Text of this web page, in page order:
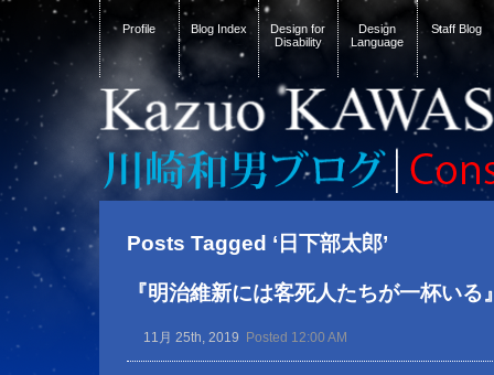
Profile Blog Index
Design for
Disability
Design
Language
Staff Blog
Posts Tagged ‘日下部太郎’
『明治維新には客死人たちが一杯いる
11月 25th, 2019 Posted 12:00 AM